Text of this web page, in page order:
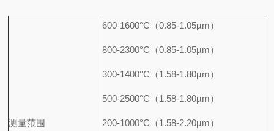
测量范围
600-1600°C（0.85-1.05µm）
800-2300°C（0.85-1.05µm）
300-1400°C（1.58-1.80µm）
500-2500°C（1.58-1.80µm）
200-1000°C（1.58-2.20µm）